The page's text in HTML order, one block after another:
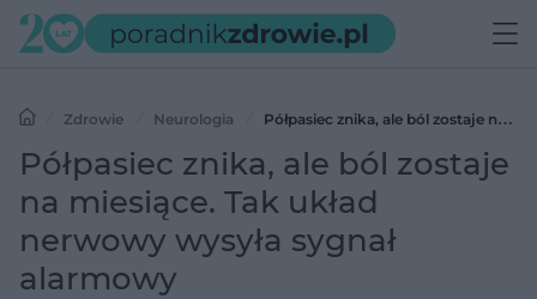
Zdrowie Neurologia
Półpasiec znika, ale ból zostaje na
miesiące. Tak układ nerwowy wysyła sygnał alarmowy
Półpasiec znika, ale ból zostaje
na miesiące. Tak układ
nerwowy wysyła sygnał
alarmowy